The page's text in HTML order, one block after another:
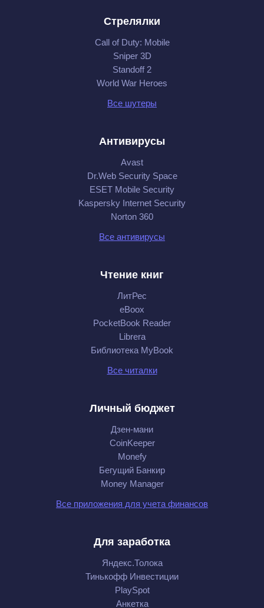
Стрелялки
Call of Duty: Mobile
Sniper 3D
Standoff 2
World War Heroes
Все шутеры
Антивирусы
Avast
Dr.Web Security Space
ESET Mobile Security
Kaspersky Internet Security
Norton 360
Все антивирусы
Чтение книг
ЛитРес
eBoox
PocketBook Reader
Librera
Библиотека MyBook
Все читалки
Личный бюджет
Дзен-мани
CoinKeeper
Monefy
Бегущий Банкир
Money Manager
Все приложения для учета финансов
Для заработка
Яндекс.Толока
Тинькофф Инвестиции
PlaySpot
Анкетка